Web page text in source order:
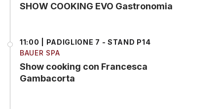
SHOW COOKING EVO Gastronomia
11:00 | PADIGLIONE 7 - STAND P14
BAUER SPA
Show cooking con Francesca
Gambacorta